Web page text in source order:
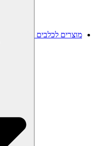
מוצרים לכלבים